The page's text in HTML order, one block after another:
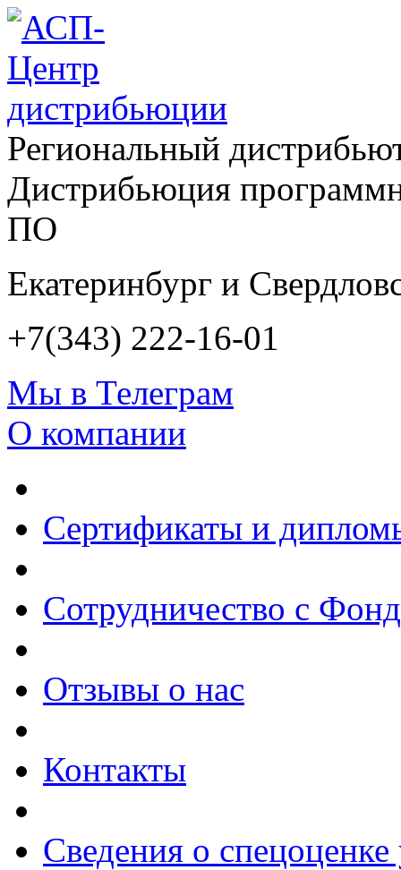
Региональный
Дистрибьюция
ПО
Екатеринбург и
+7(343) 222-16-01
Мы в Телеграм
О компании
Сертификаты и
Сотрудничество с
Отзывы о нас
Контакты
Сведения о